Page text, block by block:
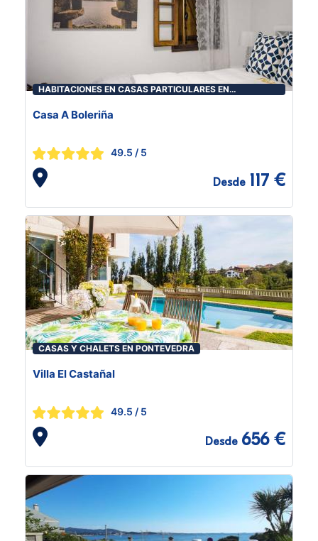
HABITACIONES EN CASAS PARTICULARES EN
Casa A Boleriña
49.5 / 5
Desde 117 €
CASAS Y CHALETS EN PONTEVEDRA
Villa El Castañal
49.5 / 5
Desde 656 €